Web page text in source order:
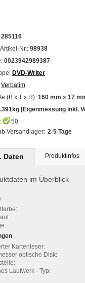
285116
Nr.: 98938
0023942989387
DVD-Writer
Verbatim
(B x T x H): 160 mm x 17
[Eigenmessung inkl.
50
Versandlager: 2-5 Tage
Daten Produktinfos
im Überblick
Kartenleser:
optische Disk:
Laufwerk - Typ: